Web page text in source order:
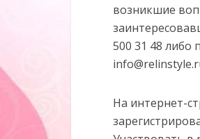
возникшие
500 31 48 либо
На интернет-